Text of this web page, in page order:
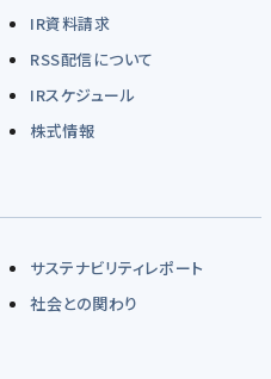
IR資料請求
RSS配信について
IRスケジュール
株式情報
サステナビリティレポート
社会との関わり